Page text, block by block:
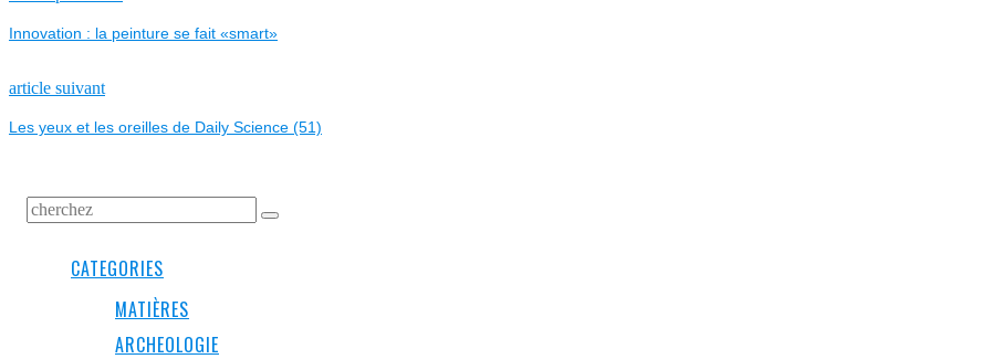
DE
L’ARTICLE
Innovation : la peinture se fait «smart»
article suivantNext
Les yeux et les oreilles de Daily Science (51)
CATEGORIES
MATIÈRES
ARCHEOLOGIE